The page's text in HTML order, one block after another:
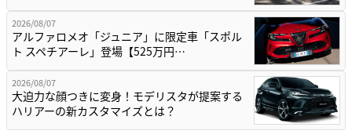
2026/08/07
アルファロメオ「ジュニア」に限定車「スポル
ト スペチアーレ」登場【525万円…
2026/08/07
大迫力な顔つきに変身！モデリスタが提案する
ハリアーの新カスタマイズとは？